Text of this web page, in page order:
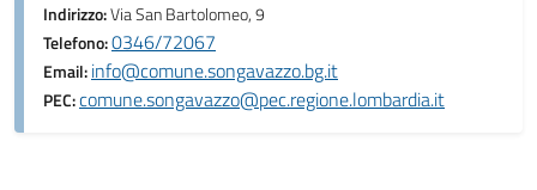
Indirizzo:Via San Bartolomeo, 9
Telefono:0346/72067
Email:info@comune.songavazzo.bg.it
PEC:comune.songavazzo@pec.regione.lombardia.it